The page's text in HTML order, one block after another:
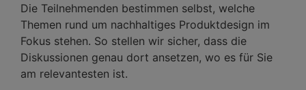
Die Teilnehmenden bestimmen selbst, welche
Themen rund um nachhaltiges Produktdesign im
Fokus stehen. So stellen wir sicher, dass die
Diskussionen genau dort ansetzen, wo es für Sie
am relevantesten ist.